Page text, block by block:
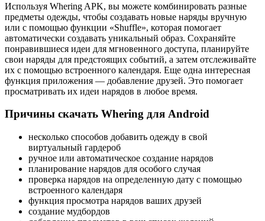
Используя Whering APK, вы можете комбинировать разные
предметы одежды, чтобы создавать новые наряды вручную
или с помощью функции «Shuffle», которая помогает
автоматически создавать уникальный образ. Сохраняйте
понравившиеся идеи для мгновенного доступа, планируйте
свои наряды для предстоящих событий, а затем отслеживайте
их с помощью встроенного календаря. Еще одна интересная
функция приложения — добавление друзей. Это помогает
просматривать их идеи нарядов в любое время.
Причины скачать Whering для Android
несколько способов добавить одежду в свой
виртуальный гардероб
ручное или автоматическое создание нарядов
планирование нарядов для особого случая
проверка нарядов на определенную дату с помощью
встроенного календаря
функция просмотра нарядов ваших друзей
создание мудбордов